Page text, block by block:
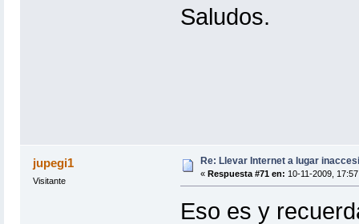
Saludos.
jupegi1
Visitante
Re: Llevar Internet a lugar
« Respuesta #71 en: 10-11-2009,
Eso es y